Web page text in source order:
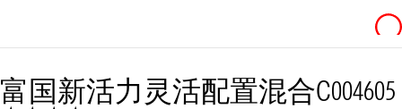
富国新活力灵活配置混合C004605